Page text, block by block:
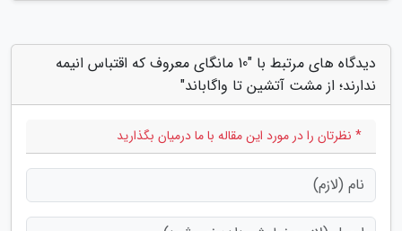
دیدگاه های مرتبط با "10 مانگای معروف که اقتباس انیمه
ندارند؛ از مشت آتشین تا واگاباند"
* نظرتان را در مورد این مقاله با ما درمیان بگذارید